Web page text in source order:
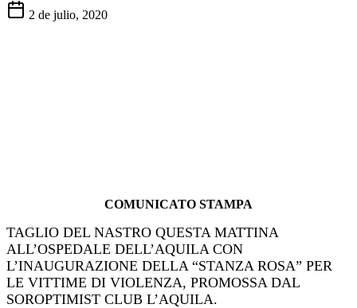
2 de julio, 2020
COMUNICATO STAMPA
TAGLIO DEL NASTRO QUESTA MATTINA
ALL’OSPEDALE DELL’AQUILA CON
L’INAUGURAZIONE DELLA “STANZA ROSA” PER
LE VITTIME DI VIOLENZA, PROMOSSA DAL
SOROPTIMIST CLUB L’AQUILA.